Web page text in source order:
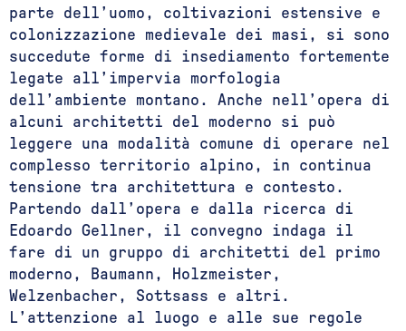
parte dell’uomo, coltivazioni estensive e
colonizzazione medievale dei masi, si sono
succedute forme di insediamento fortemente
legate all’impervia morfologia
dell’ambiente montano. Anche nell’opera di
alcuni architetti del moderno si può
leggere una modalità comune di operare nel
complesso territorio alpino, in continua
tensione tra architettura e contesto.
Partendo dall’opera e dalla ricerca di
Edoardo Gellner, il convegno indaga il
fare di un gruppo di architetti del primo
moderno, Baumann, Holzmeister,
Welzenbacher, Sottsass e altri.
L’attenzione al luogo e alle sue regole